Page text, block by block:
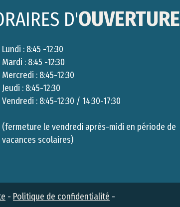
D'OUVERTURE
Lundi : 8:45 -12:30
Mardi : 8:45 -12:30
Mercredi : 8:45-12:30
Jeudi : 8:45-12:30
Vendredi : 8:45-12:30 / 14:30-17:30
(fermeture le vendredi après-midi en période de
vacances scolaires)
- Politique de confidentialité -